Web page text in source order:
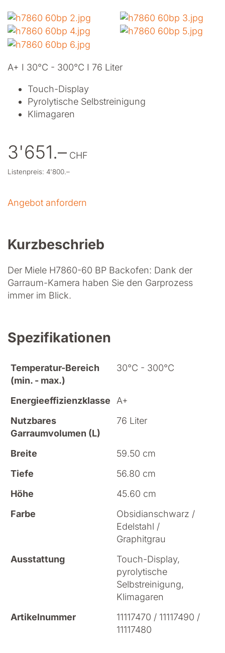
A+ I 30°C - 300°C I 76 Liter
Touch-Display
Pyrolytische Selbstreinigung
Klimagaren
3'651.– CHF
Listenpreis: 4'800.–
Angebot anfordern
Kurzbeschrieb
Der Miele H7860-60 BP Backofen: Dank der
Garraum-Kamera haben Sie den Garprozess
immer im Blick.
Spezifikationen
Temperatur-Bereich
(min. - max.)
30°C - 300°C
Energieeffizienzklasse
A+
Nutzbares
Garraumvolumen (L)
76 Liter
Breite
59.50 cm
Tiefe
56.80 cm
Höhe
45.60 cm
Farbe
Obsidianschwarz /
Edelstahl /
Graphitgrau
Ausstattung
Touch-Display,
pyrolytische
Selbstreinigung,
Klimagaren
Artikelnummer
11117470 / 11117490 /
11117480